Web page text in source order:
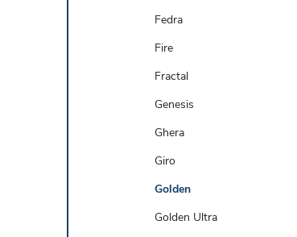
Fedra
Fire
Fractal
Genesis
Ghera
Giro
Golden
Golden Ultra